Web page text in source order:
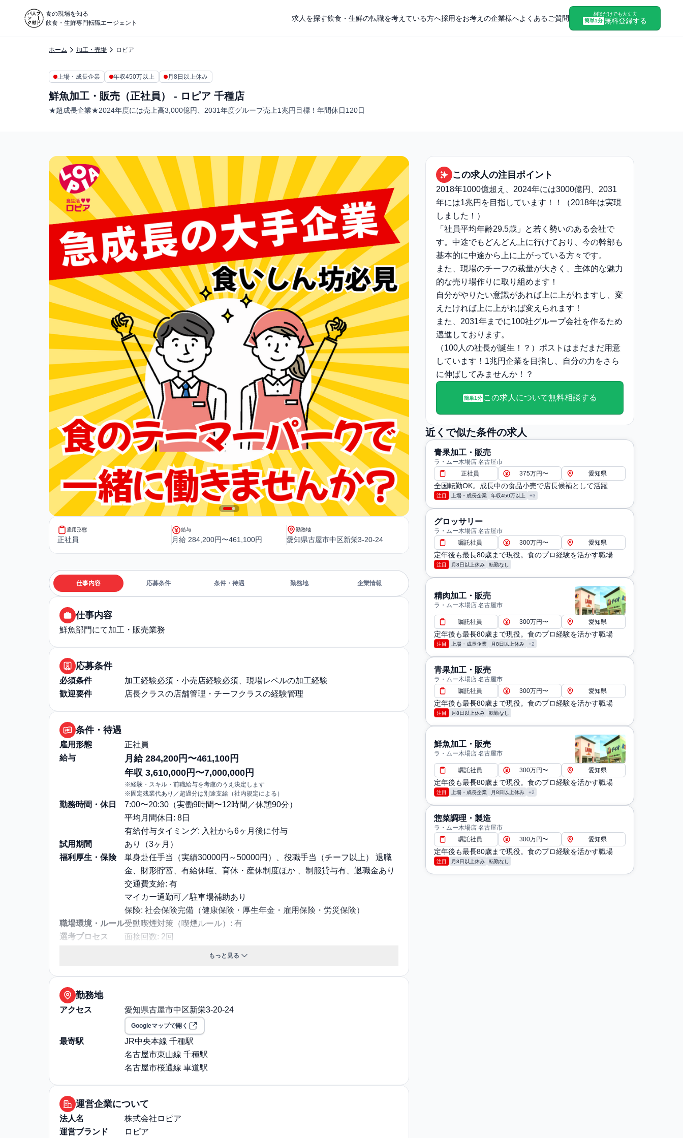
食の現場を知る
飲食・生鮮専門転職エージェント
求人を探す飲食・生鮮の転職を考えている方へ採用をお考えの企業様へよくあるご質問
相談だけでも大丈夫
簡単1分 無料登録する
ホーム 加工・売場 ロピア
上場・成長企業 年収450万以上 月8日以上休み
鮮魚加工・販売（正社員） - ロピア 千種店
★超成長企業★2024年度には売上高3,000億円、2031年度グループ売上1兆円目標！年間休日120日
雇用形態
正社員
給与
月給 284,200円〜461,100円
勤務地
愛知県古屋市中区新栄3-20-24
仕事内容 応募条件 条件・待遇 勤務地 企業情報
仕事内容
鮮魚部門にて加工・販売業務
応募条件
必須条件
加工経験必須・小売店経験必須、現場レベルの加工経験
歓迎要件
店長クラスの店舗管理・チーフクラスの経験管理
条件・待遇
雇用形態
正社員
給与
月給 284,200円〜461,100円
年収 3,610,000円〜7,000,000円
※経験・スキル・前職給与を考慮のうえ決定します
※固定残業代あり／超過分は別途支給（社内規定による）
勤務時間・休日
7:00〜20:30（実働9時間〜12時間／休憩90分）
平均月間休日: 8日
有給付与タイミング: 入社から6ヶ月後に付与
試用期間
あり（3ヶ月）
福利厚生・保険
単身赴任手当（実績30000円～50000円）、役職手当（チーフ以上） 退職
金、財形貯蓄、有給休暇、育休・産休制度ほか 、制服貸与有、退職金あり
交通費支給: 有
マイカー通勤可／駐車場補助あり
保険: 社会保険完備（健康保険・厚生年金・雇用保険・労災保険）
職場環境・ルール受動喫煙対策（喫煙ルール）: 有
選考プロセス
面接回数: 2回
その他
勤務・休日に関する補足: ■休憩60分(シフトにより90分休憩の可能性あり)■
グレード5以上の管理職グレード、グレードA（管理職候補：一般職）、契
約社員)は、年間休日108日
退職・定年に関する補足: 定年60歳
通勤・住居に関する補足: 入社後の引っ越し費用は会社負担。車通勤の場合
1か月3000円の駐車代支払いが必要。ガソリン代や高速代（他店舗への応
もっと見る
勤務地
アクセス 愛知県古屋市中区新栄3-20-24
Googleマップで開く
最寄駅
JR中央本線 千種駅
名古屋市東山線 千種駅
名古屋市桜通線 車道駅
運営企業について
法人名
株式会社ロピア
運営ブランド
ロピア
この求人の注目ポイント
2018年1000億超え、2024年には3000億円、2031
年には1兆円を目指しています！！（2018年は実現
しました！）
「社員平均年齢29.5歳」と若く勢いのある会社で
す。中途でもどんどん上に行けており、今の幹部も
基本的に中途から上に上がっている方々です。
また、現場のチーフの裁量が大きく、主体的な魅力
的な売り場作りに取り組めます！
自分がやりたい意識があれば上に上がれますし、変
えたければ上に上がれば変えられます！
また、2031年までに100社グループ会社を作るため
邁進しております。
（100人の社長が誕生！？）ポストはまだまだ用意
しています！1兆円企業を目指し、自分の力をさら
に伸ばしてみませんか！？
簡単1分この求人について無料相談する
近くで似た条件の求人
青果加工・販売
ラ・ムー木場店 名古屋市
正社員
375万円〜 愛知県
全国転勤OK。成長中の食品小売で店長候補として活躍
注目 上場・成長企業 年収450万以上 +3
グロッサリー
ラ・ムー木場店 名古屋市
嘱託社員
300万円〜 愛知県
定年後も最長80歳まで現役。食のプロ経験を活かす職場
注目 月8日以上休み 転勤なし
精肉加工・販売
ラ・ムー木場店 名古屋市
嘱託社員 300万円〜 愛知県
定年後も最長80歳まで現役。食のプロ経験を活かす職場
注目 上場・成長企業 月8日以上休み +2
青果加工・販売
ラ・ムー木場店 名古屋市
嘱託社員
300万円〜 愛知県
定年後も最長80歳まで現役。食のプロ経験を活かす職場
注目 月8日以上休み 転勤なし
鮮魚加工・販売
ラ・ムー木場店 名古屋市
嘱託社員 300万円〜 愛知県
定年後も最長80歳まで現役。食のプロ経験を活かす職場
注目 上場・成長企業 月8日以上休み +2
惣菜調理・製造
ラ・ムー木場店 名古屋市
嘱託社員
300万円〜 愛知県
定年後も最長80歳まで現役。食のプロ経験を活かす職場
注目 月8日以上休み 転勤なし